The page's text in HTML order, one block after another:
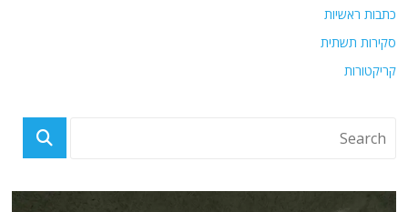
כתבות ראשיות
סקירות תשתית
קריקטורות